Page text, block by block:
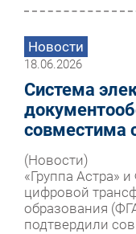
Новости
18.06.2026
Система
совместима
(Новости)
«Группа Астра»
цифровой
образования
подтвердили